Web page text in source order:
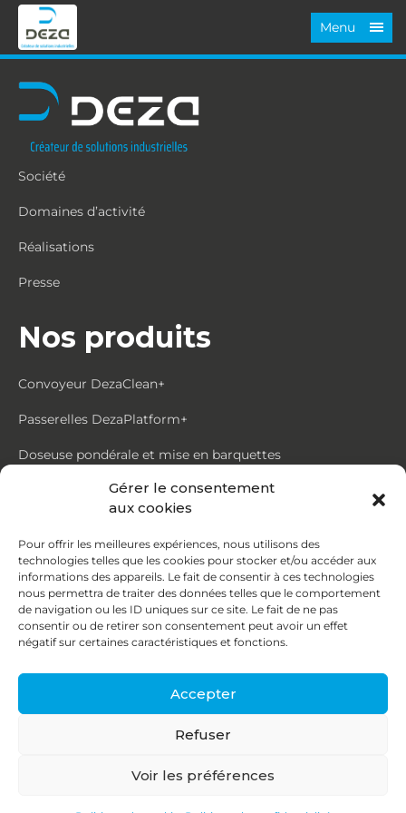
Gérer le consentement
aux cookies
Pour offrir les meilleures expériences, nous utilisons des
technologies telles que les cookies pour stocker et/ou accéder aux
informations des appareils. Le fait de consentir à ces technologies
nous permettra de traiter des données telles que le comportement
de navigation ou les ID uniques sur ce site. Le fait de ne pas
consentir ou de retirer son consentement peut avoir un effet
négatif sur certaines caractéristiques et fonctions.
Accepter
Refuser
Voir les préférences
Menu
Société
Domaines d’activité
Réalisations
Presse
Nos produits
Convoyeur DezaClean+
Passerelles DezaPlatform+
Doseuse pondérale et mise en barquettes
Trémie mouvante DezaMouv+
Contact
87, rue du Ruisseau
38070 St Quentin Fallavier
contact@deza.fr